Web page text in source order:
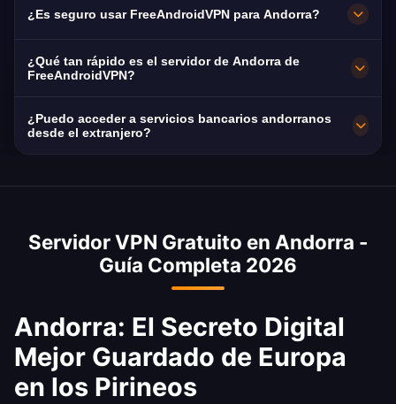
andorranos.
excelente infraestructura de fibra de Andorra.
de alta velocidad en Andorra en Andorra la
servidores cuentan con conexiones de 10Gbps
ciudad andorrana preferida en la app para un
¿Es seguro usar FreeAndroidVPN para Andorra?
Sí. Cifrado AES-256 y estricta política de sin
registros. Especialmente importante ya que
¿Qué tan rápido es el servidor de Andorra de
FreeAndroidVPN?
infraestructuras de internet de Europa con una
10Gbps ofrecen excelentes velocidades con
¿Puedo acceder a servicios bancarios andorranos
desde el extranjero?
Andorrà y MoraBanc de forma segura desde el
Andorra. Los portales bancarios andorranos
pueden restringir el acceso desde IPs
extranjeras por seguridad.
Servidor VPN Gratuito en Andorra -
Guía Completa 2026
Andorra: El Secreto Digital
Mejor Guardado de Europa
en los Pirineos